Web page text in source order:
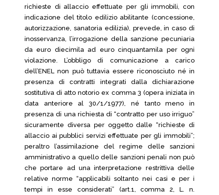
richieste di allaccio effettuate per gli immobili, con
indicazione del titolo edilizio abilitante (concessione,
autorizzazione, sanatoria edilizia), prevede, in caso di
inosservanza, l’irrogazione della sanzione pecuniaria
da euro diecimila ad euro cinquantamila per ogni
violazione. L’obbligo di comunicazione a carico
dell’ENEL non può tuttavia essere riconosciuto né in
presenza di contratti integrati dalla dichiarazione
sostitutiva di atto notorio ex comma 3 (opera iniziata in
data anteriore al 30/1/1977), né tanto meno in
presenza di una richiesta di “contratto per uso irriguo”
sicuramente diversa per oggetto dalle “richieste di
allaccio ai pubblici servizi effettuate per gli immobili”;
peraltro l’assimilazione del regime delle sanzioni
amministrativo a quello delle sanzioni penali non può
che portare ad una interpretazione restrittiva delle
relative norme “applicabili soltanto nei casi e per i
tempi in esse considerati” (art.1, comma 2, L. n.